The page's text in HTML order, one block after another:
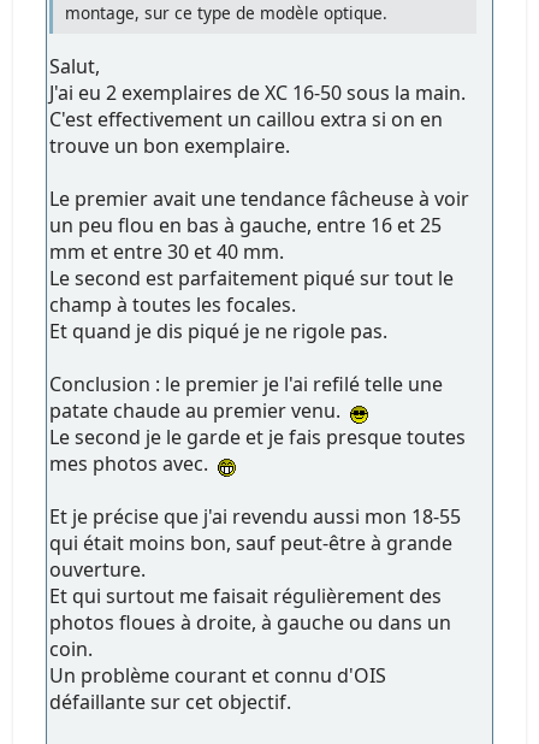
montage, sur ce type de modèle optique.
Salut,
J'ai eu 2 exemplaires de XC 16-50 sous la main.
C'est effectivement un caillou extra si on en
trouve un bon exemplaire.
Le premier avait une tendance fâcheuse à voir
un peu flou en bas à gauche, entre 16 et 25
mm et entre 30 et 40 mm.
Le second est parfaitement piqué sur tout le
champ à toutes les focales.
Et quand je dis piqué je ne rigole pas.
Conclusion : le premier je l'ai refilé telle une
patate chaude au premier venu.
Le second je le garde et je fais presque toutes
mes photos avec.
Et je précise que j'ai revendu aussi mon 18-55
qui était moins bon, sauf peut-être à grande
ouverture.
Et qui surtout me faisait régulièrement des
photos floues à droite, à gauche ou dans un
coin.
Un problème courant et connu d'OIS
défaillante sur cet objectif.